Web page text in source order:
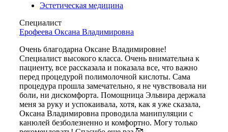
Эстетическая медицина
Специалист
Ерофеева Оксана Владимировна
Очень благодарна Оксане Владимировне!
Специалист высокого класса. Очень внимательна к
пациенту, все рассказала и показала все, что важно
перед процедурой полимолочной кислоты. Сама
процедура прошла замечательно, я не чувствовала ни
боли, ни дискомфорта. Помощница Эльвира держала
меня за руку и успокаивала, хотя, как я уже сказала,
Оксана Владимировна проводила манипуляции с
канюлей безболезненно и комфортно. Могу только